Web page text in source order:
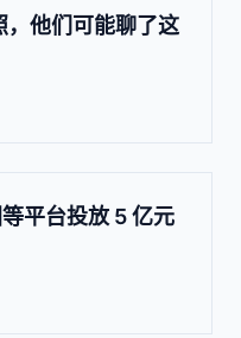
，他们可能聊了这
平台投放 5 亿元